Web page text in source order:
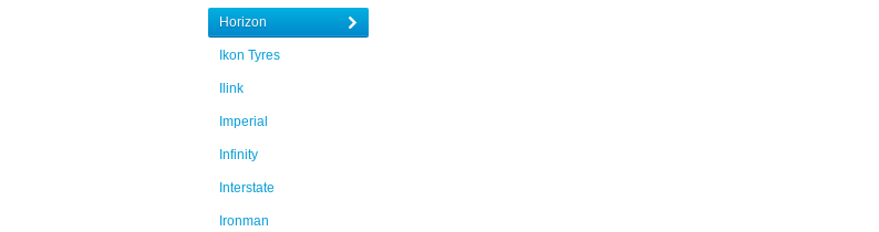
Horizon
Ikon Tyres
Ilink
Imperial
Infinity
Interstate
Ironman